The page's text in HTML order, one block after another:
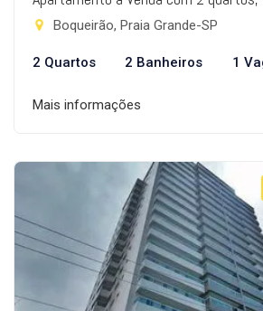
Boqueirão, Praia Grande-SP
2 Quartos 2 Banheiros 1
Mais informações